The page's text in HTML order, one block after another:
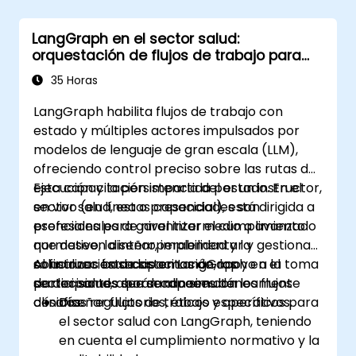
LangGraph en el sector salud:
orquestación de flujos de trabajo para
entornos regulados
35 Horas
LangGraph habilita flujos de trabajo con
estado y múltiples actores impulsados por
modelos de lenguaje de gran escala (LLM),
ofreciendo control preciso sobre las rutas de
ejecución y la persistencia del estado. En el
sector salud, estas capacidades son
esenciales para garantizar el cumplimiento
normativo, la interoperabilidad y la
construcción de sistemas de apoyo a la toma
de decisiones que se alineen con los flujos
clínicos.
Esta capacitación impartida por un instructor,
en vivo (en línea o presencial), está dirigida a
profesionales de nivel intermedio a avanzado
que deseen diseñar, implementar y gestionar
soluciones basadas en LangGraph en el
sector salud, abordando simultáneamente
desafíos regulatorios, éticos y operativos.
Al finalizar esta capacitación, los
participantes serán capaces de:
Diseñar flujos de trabajo específicos para
el sector salud con LangGraph, teniendo
en cuenta el cumplimiento normativo y la